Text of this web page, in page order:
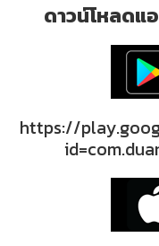
ดาวน์โหลดแ
https://